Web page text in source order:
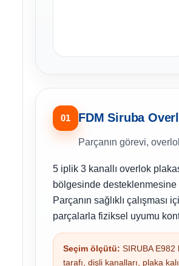
01 FDM Siruba
Parçanın görevi,
5 iplik 3 kanallı overlok
bölgesinde desteklenmesine
Parçanın sağlıklı
parçalarla fiziksel uyumu
Seçim ölçütü: SIRUBA E982
tarafı, dişli kanalları, plaka